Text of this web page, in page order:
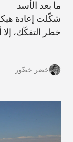
ما بعد الأسد
شكّلت إعادة
خطر التفكّك، إلا
خضر خضّور